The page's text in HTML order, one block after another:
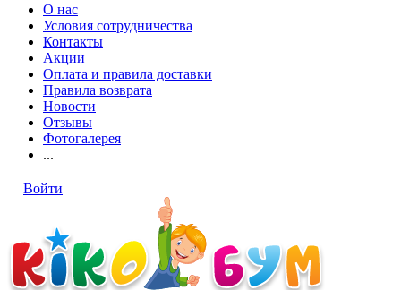
О нас
Условия сотрудничества
Контакты
Акции
Оплата и правила доставки
Правила возврата
Новости
Отзывы
Фотогалерея
...
Войти